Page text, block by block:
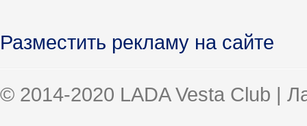
Разместить рекламу на сайте
© 2014-2020 LADA Vesta Club |